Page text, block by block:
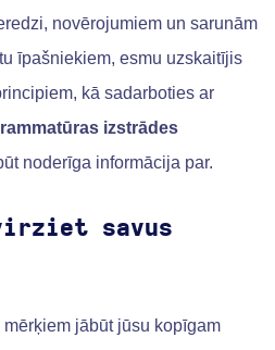
novērojumiem un sarunām
īpašniekiem, esmu uzskaitījis
kā sadarboties ar
izstrādes
noderīga informācija par.
savus
mērķiem jābūt jūsu kopīgam